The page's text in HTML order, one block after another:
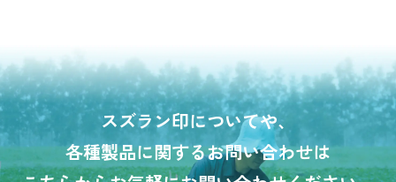
スズラン印についてや、
各種製品に関するお問い合わせは